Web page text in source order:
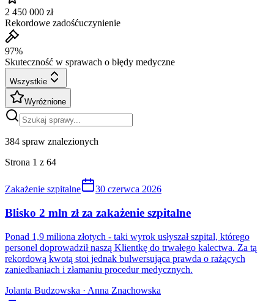
2 450 000 zł
Rekordowe zadośćuczynienie
97%
Skuteczność w sprawach o błędy medyczne
Wszystkie
Wyróżnione
384 spraw znalezionych
Strona 1 z 64
Zakażenie szpitalne 30 czerwca 2026
Blisko 2 mln zł za zakażenie szpitalne
Ponad 1,9 miliona złotych - taki wyrok usłyszał szpital, którego
personel doprowadził naszą Klientkę do trwałego kalectwa. Za tą
rekordową kwotą stoi jednak bulwersująca prawda o rażących
zaniedbaniach i złamaniu procedur medycznych.
Jolanta Budzowska · Anna Znachowska